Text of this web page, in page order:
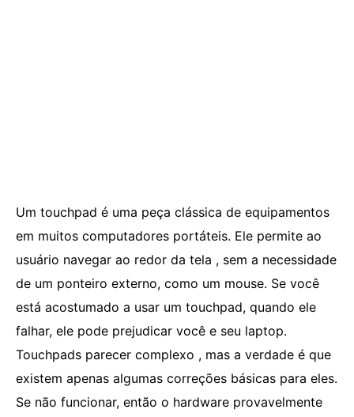
Um touchpad é uma peça clássica de equipamentos
em muitos computadores portáteis. Ele permite ao
usuário navegar ao redor da tela , sem a necessidade
de um ponteiro externo, como um mouse. Se você
está acostumado a usar um touchpad, quando ele
falhar, ele pode prejudicar você e seu laptop.
Touchpads parecer complexo , mas a verdade é que
existem apenas algumas correções básicas para eles.
Se não funcionar, então o hardware provavelmente